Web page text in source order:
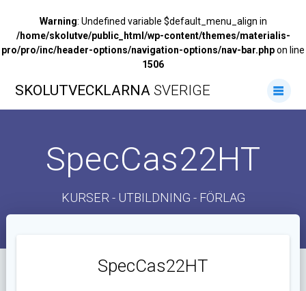
Warning: Undefined variable $default_menu_align in
/home/skolutve/public_html/wp-content/themes/materialis-
pro/pro/inc/header-options/navigation-options/nav-bar.phpon line
1506
till
SKOLUTVECKLARNA SVERIGE
SpecCas22HT
KURSER - UTBILDNING - FÖRLAG
SpecCas22HT